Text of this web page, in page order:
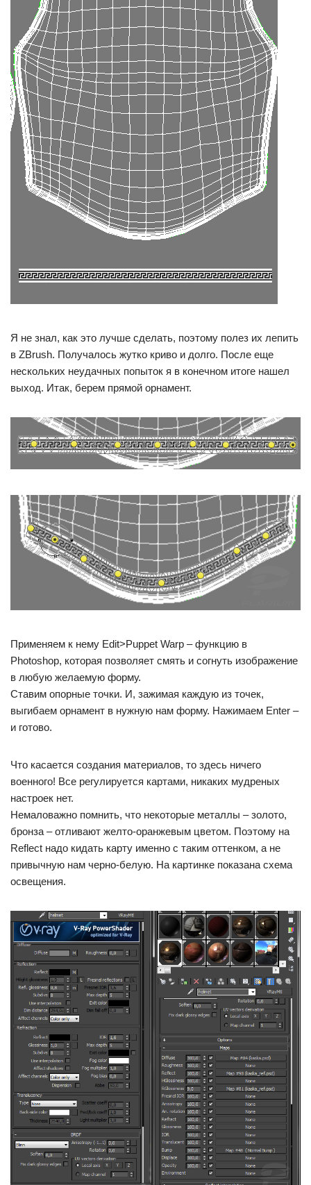
Я не знал, как это лучше сделать, поэтому полез их лепить
в ZBrush. Получалось жутко криво и долго. После еще
нескольких неудачных попыток я в конечном итоге нашел
выход. Итак, берем прямой орнамент.
Применяем к нему Edit>Puppet Warp – функцию в
Photoshop, которая позволяет смять и согнуть изображение
в любую желаемую форму.
Ставим опорные точки. И, зажимая каждую из точек,
выгибаем орнамент в нужную нам форму. Нажимаем Enter –
и готово.
Что касается создания материалов, то здесь ничего
военного! Все регулируется картами, никаких мудреных
настроек нет.
Немаловажно помнить, что некоторые металлы – золото,
бронза – отливают желто-оранжевым цветом. Поэтому на
Reflect надо кидать карту именно с таким оттенком, а не
привычную нам черно-белую. На картинке показана схема
освещения.